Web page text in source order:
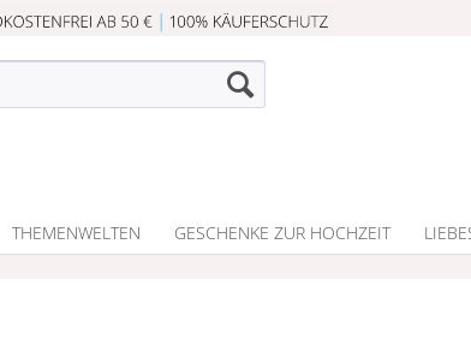
THEMENWELTEN GESCHENKE ZUR HOCHZEIT